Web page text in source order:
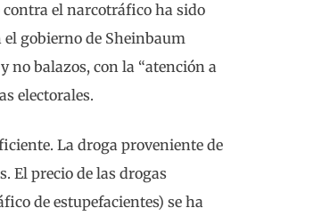
contra el narcotráfico ha sido
gobierno de Sheinbaum
no balazos, con la “atención a
electorales.
La droga proveniente de
El precio de las drogas
de estupefacientes) se ha